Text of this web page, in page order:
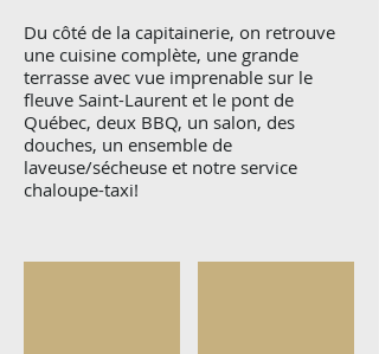
Du côté de la capitainerie, on retrouve
une cuisine complète, une grande
terrasse avec vue imprenable sur le
fleuve Saint-Laurent et le pont de
Québec, deux BBQ, un salon, des
douches, un ensemble de
laveuse/sécheuse et notre service
chaloupe-taxi!